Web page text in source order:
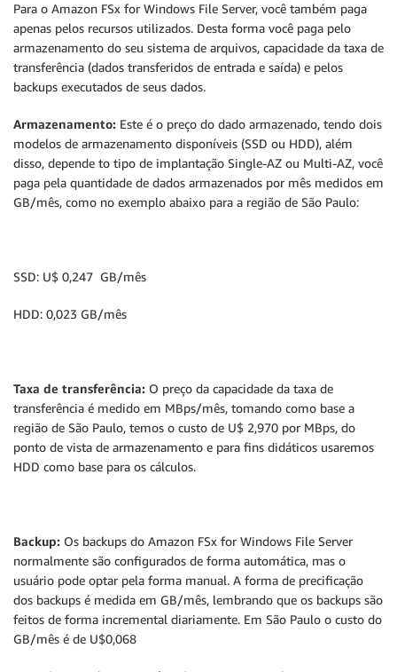
Para o Amazon FSx for Windows File Server, você também paga
apenas pelos recursos utilizados. Desta forma você paga pelo
armazenamento do seu sistema de arquivos, capacidade da taxa de
transferência (dados transferidos de entrada e saída) e pelos
backups executados de seus dados.
Armazenamento: Este é o preço do dado armazenado, tendo dois
modelos de armazenamento disponíveis (SSD ou HDD), além
disso, depende to tipo de implantação Single-AZ ou Multi-AZ, você
paga pela quantidade de dados armazenados por mês medidos em
GB/mês, como no exemplo abaixo para a região de São Paulo:
SSD: U$ 0,247 GB/mês
HDD: 0,023 GB/mês
Taxa de transferência: O preço da capacidade da taxa de
transferência é medido em MBps/mês, tomando como base a
região de São Paulo, temos o custo de U$ 2,970 por MBps, do
ponto de vista de armazenamento e para fins didáticos usaremos
HDD como base para os cálculos.
Backup: Os backups do Amazon FSx for Windows File Server
normalmente são configurados de forma automática, mas o
usuário pode optar pela forma manual. A forma de precificação
dos backups é medida em GB/mês, lembrando que os backups são
feitos de forma incremental diariamente. Em São Paulo o custo do
GB/mês é de U$0,068